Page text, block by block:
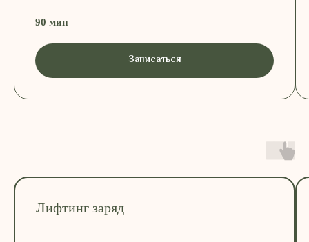
90 мин
Записаться
Лифтинг заряд